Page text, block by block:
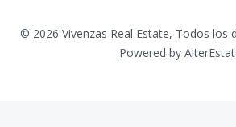
© 2026 Vivenzas Real Estate, Todos los
Powered by